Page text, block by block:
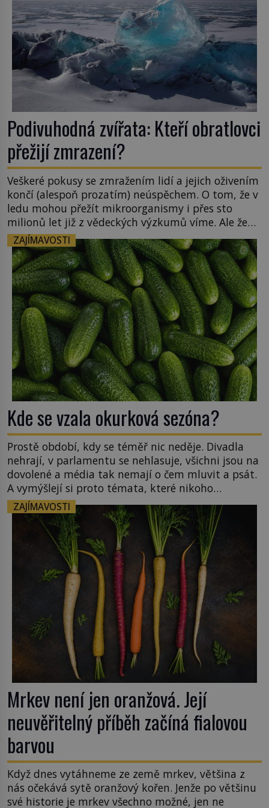
Podivuhodná zvířata: Kteří obratlovci
přežijí zmrazení?
Veškeré pokusy se zmražením lidí a jejich oživením
končí (alespoň prozatím) neúspěchem. O tom, že v
ledu mohou přežít mikroorganismy i přes sto
milionů let již z vědeckých výzkumů víme. Ale že
by totální zmrazení byť na jedinou zimu přežili
nějací suchozemští obratlovci? Takto
neuvěřitelnou věc dokáže na první pohled
obyčejná žába. Skokana hnědého u […]
ZAJÍMAVOSTI
Kde se vzala okurková sezóna?
Prostě období, kdy se téměř nic neděje. Divadla
nehrají, v parlamentu se nehlasuje, všichni jsou na
dovolené a média tak nemají o čem mluvit a psát.
A vymýšlejí si proto témata, které nikoho
nezajímají. Proč je však ona letní doba spojovaná
zrovna s okurkami? Okurkovou sezónu známe už
od poloviny 19. století, ovšem jako Češi […]
ZAJÍMAVOSTI
Mrkev není jen oranžová. Její
neuvěřitelný příběh začíná fialovou
barvou
Když dnes vytáhneme ze země mrkev, většina z
nás očekává sytě oranžový kořen. Jenže po většinu
své historie je mrkev všechno možné, jen ne